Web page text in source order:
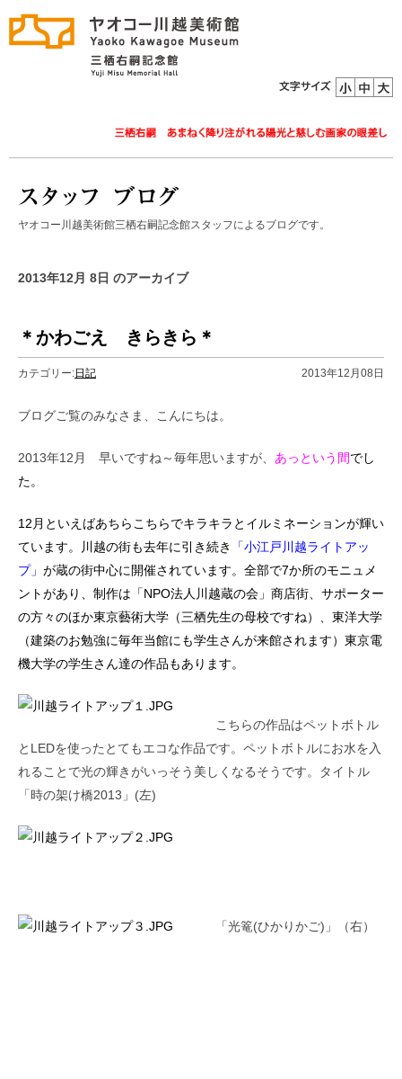
ヤオコー川越美術館三栖右嗣記念館スタッフによるブログです。
2013年12月 8日 のアーカイブ
＊かわごえ きらきら＊
カテゴリー:日記 2013年12月08日
ブログご覧のみなさま、こんにちは。
2013年12月 早いですね～毎年思いますが、 あっという間でし
た。
12月といえばあちらこちらでキラキラとイルミネーションが輝い
ています。川越の街も去年に引き続き
「小江戸川越ライトアッ
プ」 が蔵の街中心に開催されています。全部で7か所のモニュメ
ントがあり、制作は「NPO法人川越蔵の会」商店街、サポーター
の方々のほか東京藝術大学（三栖先生の母校ですね）、東洋大学
（建築のお勉強に毎年当館にも学生さんが来館されます）東京電
機大学の学生さん達の作品もあります。
こちらの作品はペットボトル
とLEDを使ったとてもエコな作品です。ペットボトルにお水を入
れることで光の輝きがいっそう美しくなるそうです。タイトル
「時の架け橋2013」(左)
「光篭(ひかりかご)」（右）